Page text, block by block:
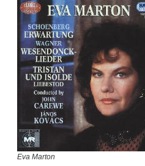
Eva Marton